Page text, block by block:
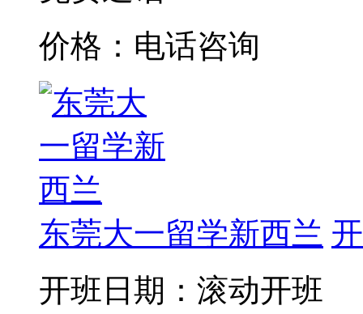
价格：电话咨询
东莞大一留学新西兰
开班日期：滚动开班